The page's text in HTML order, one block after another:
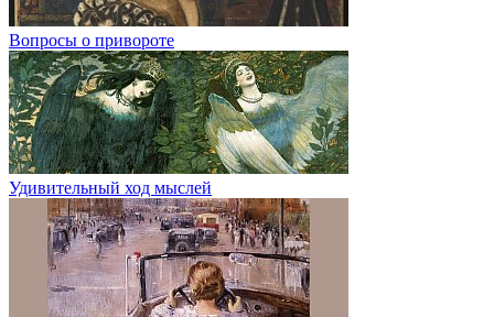
Вопросы о привороте
Удивительный ход мыслей